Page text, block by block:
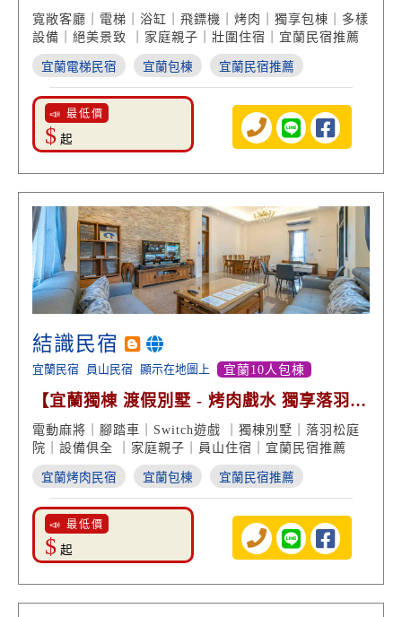
浴缸 絕美景致】
寬敞客廳｜電梯｜浴缸｜飛鏢機｜烤肉｜獨享包棟｜多樣
設備｜絕美景致 ｜家庭親子｜壯圍住宿｜宜蘭民宿推薦
宜蘭電梯民宿 宜蘭包棟 宜蘭民宿推薦
📣 最低價
$ 起
結識民宿
宜蘭民宿 員山民宿 顯示在地圖上 宜蘭10人包棟
【宜蘭獨棟 渡假別墅 - 烤肉戲水 獨享落羽松
品味住宿】
電動麻將｜腳踏車｜Switch遊戲 ｜獨棟別墅｜落羽松庭
院｜設備俱全 ｜家庭親子｜員山住宿｜宜蘭民宿推薦
宜蘭烤肉民宿 宜蘭包棟 宜蘭民宿推薦
📣 最低價
$ 起